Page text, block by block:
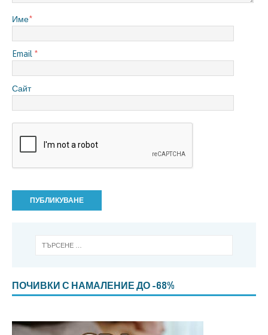
Име*
Email *
Сайт
ПОЧИВКИ С НАМАЛЕНИЕ ДО -68%